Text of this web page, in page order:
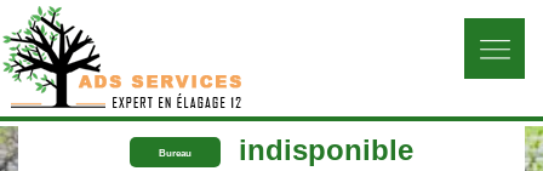
Bureau indisponible